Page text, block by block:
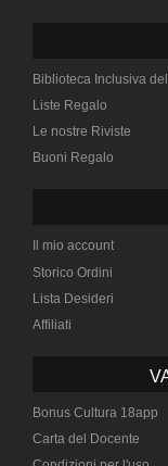
Biblioteca Inclusiva
Liste Regalo
Le nostre Riviste
Buoni Regalo
Il mio account
Storico Ordini
Lista Desideri
Affiliati
Bonus Cultura 18app
Carta del Docente